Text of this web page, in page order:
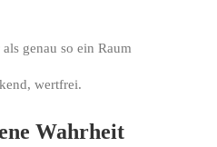
genau so ein Raum
wertfrei.
Wahrheit